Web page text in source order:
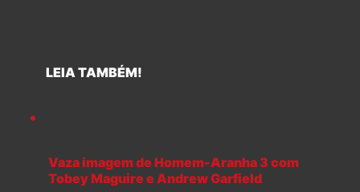
LEIA TAMBÉM!
Vaza imagem de Homem-Aranha 3 com
Tobey Maguire e Andrew Garfield